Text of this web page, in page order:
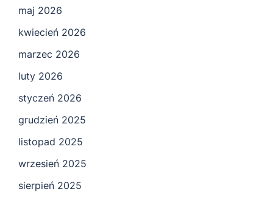
maj 2026
kwiecień 2026
marzec 2026
luty 2026
styczeń 2026
grudzień 2025
listopad 2025
wrzesień 2025
sierpień 2025